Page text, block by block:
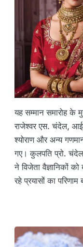
यह सम्मान समारोह के
राजेश्वर एस. चंदेल,
श्योराण और अन्य
गए। कुलपति प्रो. चंदेल
ने विजेता वैज्ञानिकों
रहे प्रयासों का परिणाम